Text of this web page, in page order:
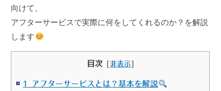
向けて、
アフターサービスで実際に何をしてくれるのか？を解説
します
目次 非表示]
1 アフターサービスとは？基本を解説